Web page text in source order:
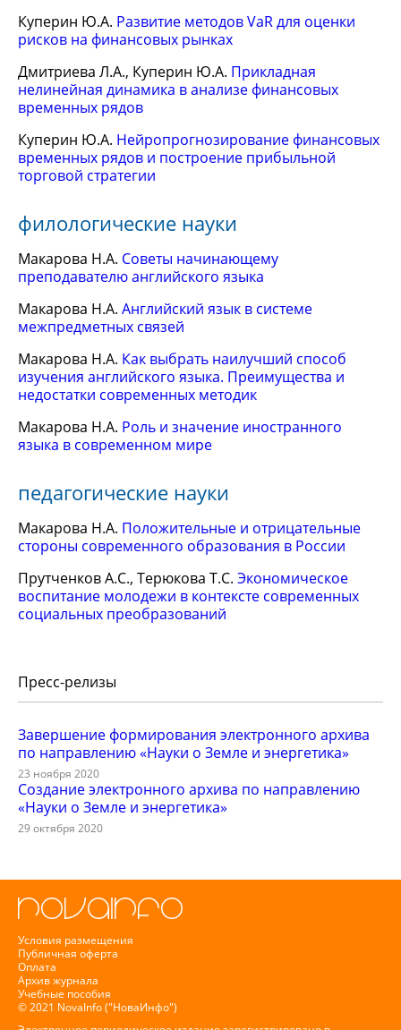
Куперин Ю.А. Развитие методов VaR для оценки
рисков на финансовых рынках
Дмитриева Л.А., Куперин Ю.А. Прикладная
нелинейная динамика в анализе финансовых
временных рядов
Куперин Ю.А. Нейропрогнозирование финансовых
временных рядов и построение прибыльной
торговой стратегии
филологические науки
Макарова Н.А. Советы начинающему
преподавателю английского языка
Макарова Н.А. Английский язык в системе
межпредметных связей
Макарова Н.А. Как выбрать наилучший способ
изучения английского языка. Преимущества и
недостатки современных методик
Макарова Н.А. Роль и значение иностранного
языка в современном мире
педагогические науки
Макарова Н.А. Положительные и отрицательные
стороны современного образования в России
Прутченков А.С., Терюкова Т.С. Экономическое
воспитание молодежи в контексте современных
социальных преобразований
Пресс-релизы
Завершение формирования электронного архива
по направлению «Науки о Земле и энергетика»
23 ноября 2020
Создание электронного архива по направлению
«Науки о Земле и энергетика»
29 октября 2020
Условия размещения
Публичная оферта
Оплата
Архив журнала
Учебные пособия
© 2021 NovaInfo ("НоваИнфо")